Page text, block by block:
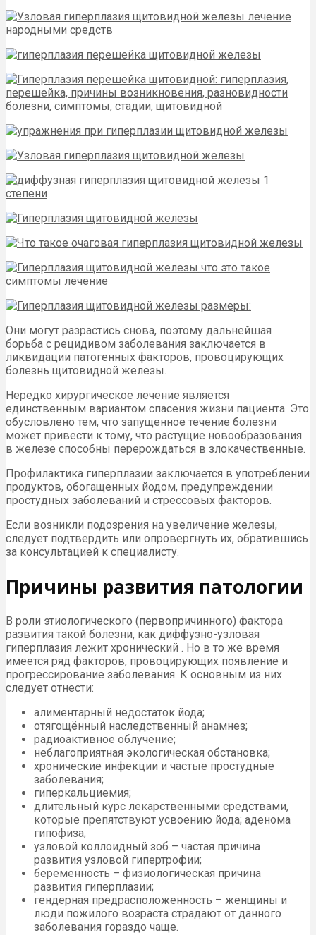
Они могут разрастись снова, поэтому дальнейшая
борьба с рецидивом заболевания заключается в
ликвидации патогенных факторов, провоцирующих
болезнь щитовидной железы.
Нередко хирургическое лечение является
единственным вариантом спасения жизни пациента. Это
обусловлено тем, что запущенное течение болезни
может привести к тому, что растущие новообразования
в железе способны перерождаться в злокачественные.
Профилактика гиперплазии заключается в употреблении
продуктов, обогащенных йодом, предупреждении
простудных заболеваний и стрессовых факторов.
Если возникли подозрения на увеличение железы,
следует подтвердить или опровергнуть их, обратившись
за консультацией к специалисту.
Причины развития патологии
В роли этиологического (первопричинного) фактора
развития такой болезни, как диффузно-узловая
гиперплазия лежит хронический . Но в то же время
имеется ряд факторов, провоцирующих появление и
прогрессирование заболевания. К основным из них
следует отнести:
алиментарный недостаток йода;
отягощённый наследственный анамнез;
радиоактивное облучение;
неблагоприятная экологическая обстановка;
хронические инфекции и частые простудные
заболевания;
гиперкальциемия;
длительный курс лекарственными средствами,
которые препятствуют усвоению йода; аденома
гипофиза;
узловой коллоидный зоб – частая причина
развития узловой гипертрофии;
беременность – физиологическая причина
развития гиперплазии;
гендерная предрасположенность – женщины и
люди пожилого возраста страдают от данного
заболевания гораздо чаще.